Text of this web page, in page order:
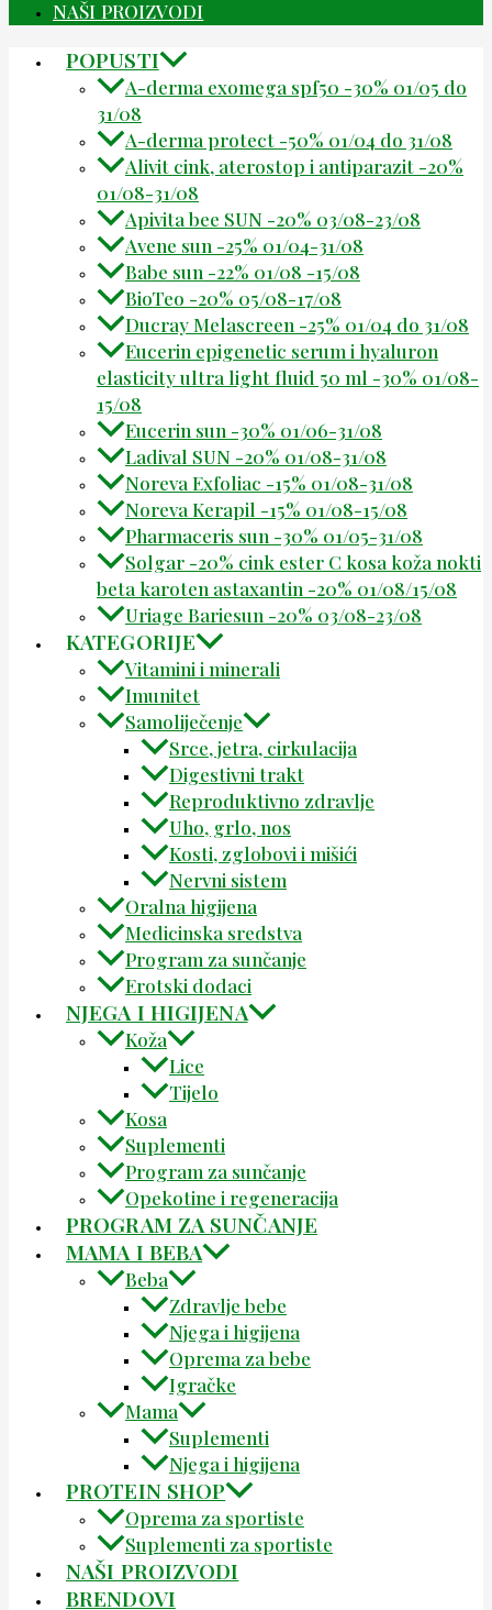
NAŠI PROIZVODI
POPUSTI
A-derma exomega spf50 -30% 01/05 do
31/08
A-derma protect -50% 01/04 do 31/08
Alivit cink, aterostop i antiparazit -20%
01/08-31/08
Apivita bee SUN -20% 03/08-23/08
Avene sun -25% 01/04-31/08
Babe sun -22% 01/08 -15/08
BioTeo -20% 05/08-17/08
Ducray Melascreen -25% 01/04 do 31/08
Eucerin epigenetic serum i hyaluron
elasticity ultra light fluid 50 ml -30% 01/08-
15/08
Eucerin sun -30% 01/06-31/08
Ladival SUN -20% 01/08-31/08
Noreva Exfoliac -15% 01/08-31/08
Noreva Kerapil -15% 01/08-15/08
Pharmaceris sun -30% 01/05-31/08
Solgar -20% cink ester C kosa koža nokti
beta karoten astaxantin -20% 01/08/15/08
Uriage Bariesun -20% 03/08-23/08
KATEGORIJE
Vitamini i minerali
Imunitet
Samoliječenje
Srce, jetra, cirkulacija
Digestivni trakt
Reproduktivno zdravlje
Uho, grlo, nos
Kosti, zglobovi i mišići
Nervni sistem
Oralna higijena
Medicinska sredstva
Program za sunčanje
Erotski dodaci
NJEGA I HIGIJENA
Koža
Lice
Tijelo
Kosa
Suplementi
Program za sunčanje
Opekotine i regeneracija
PROGRAM ZA SUNČANJE
MAMA I BEBA
Beba
Zdravlje bebe
Njega i higijena
Oprema za bebe
Igračke
Mama
Suplementi
Njega i higijena
PROTEIN SHOP
Oprema za sportiste
Suplementi za sportiste
NAŠI PROIZVODI
BRENDOVI